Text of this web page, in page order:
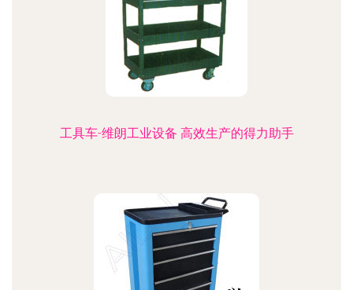
工具车-维朗工业设备 高效生产的得力助手